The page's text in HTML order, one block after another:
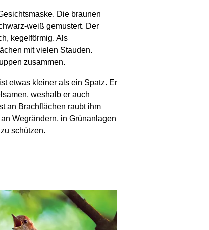
Die braunen
weiß gemustert. Der
kegelförmig. Als
mit vielen Stauden.
zusammen.
etwas kleiner als ein Spatz. Er
weshalb er auch
an Brachflächen raubt ihm
Wegrändern, in Grünanlagen
schützen.